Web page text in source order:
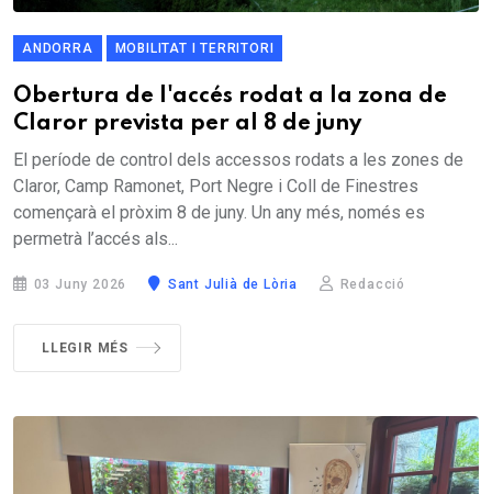
ANDORRA MOBILITAT I TERRITORI
Obertura de l'accés rodat a la zona de
Claror prevista per al 8 de juny
El període de control dels accessos rodats a les zones de
Claror, Camp Ramonet, Port Negre i Coll de Finestres
començarà el pròxim 8 de juny. Un any més, només es
permetrà l’accés als...
03 Juny 2026 Sant Julià de Lòria Redacció
LLEGIR MÉS